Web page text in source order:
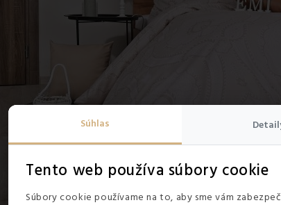
Súhlas
Tento web používa súbory cookie
Súbory cookie používame na to, aby sme vám